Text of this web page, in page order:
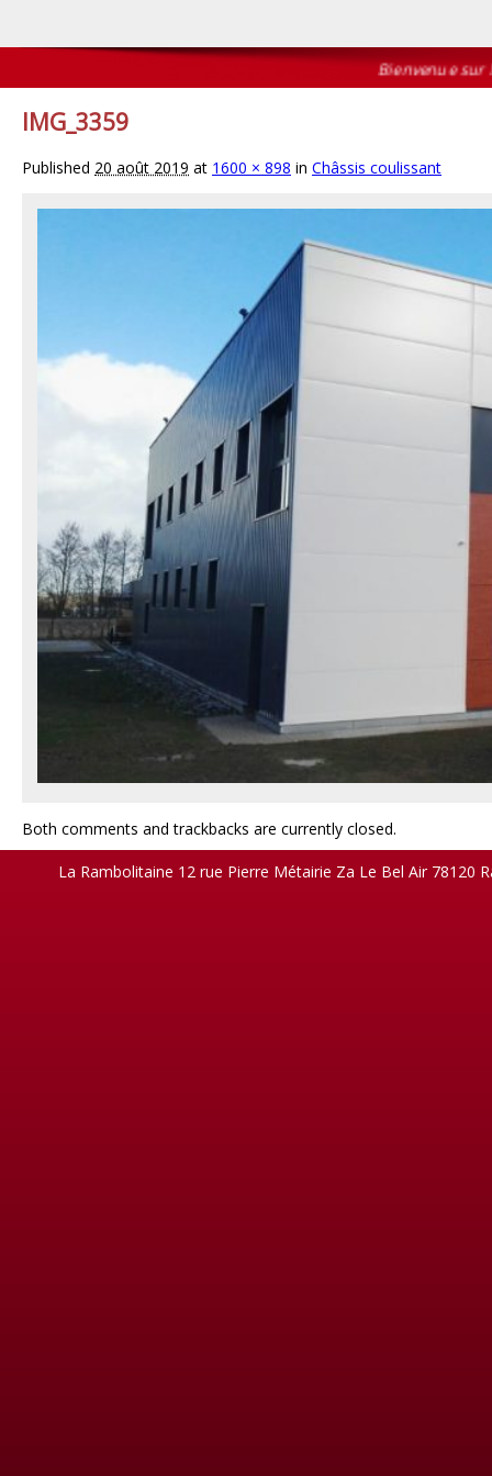
Bienvenue sur le
IMG_3359
Published 20 août 2019 at 1600 × 898 in Châssis coulissant
Both comments and trackbacks are currently closed.
La Rambolitaine 12 rue Pierre Métairie Za Le Bel Air